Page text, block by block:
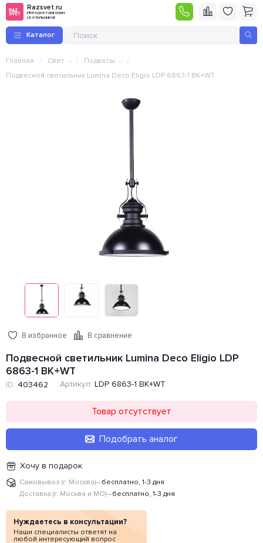
Razsvet.ru
Интернет-магазин
светильников
Каталог
Главная / Свет / Подвесы /
Подвесной светильник Lumina Deco Eligio LDP 6863-1 BK+WT
В избранное В сравнение
Подвесной светильник Lumina Deco Eligio LDP
6863-1 BK+WT
ID: 403462 Артикул: LDP 6863-1 BK+WT
Товар отсутствует
Подобрать аналог
Хочу в подарок
Самовывоз (г. Москва)—бесплатно, 1-3 дня
Доставка (г. Москва и МО)—бесплатно, 1-3 дня
Нуждаетесь в консультации?
Наши специалисты ответят на
любой интересующий вопрос